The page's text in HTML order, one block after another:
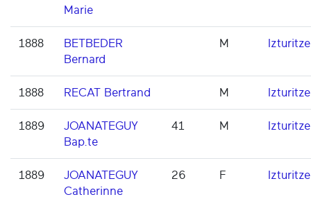
Marie
1888
BETBEDER
Bernard
M Izturitze
1888 RECAT Bertrand M Izturitze
1889
JOANATEGUY
Bap.te
41 M Izturitze
1889
JOANATEGUY
Catherinne
26 F Izturitze